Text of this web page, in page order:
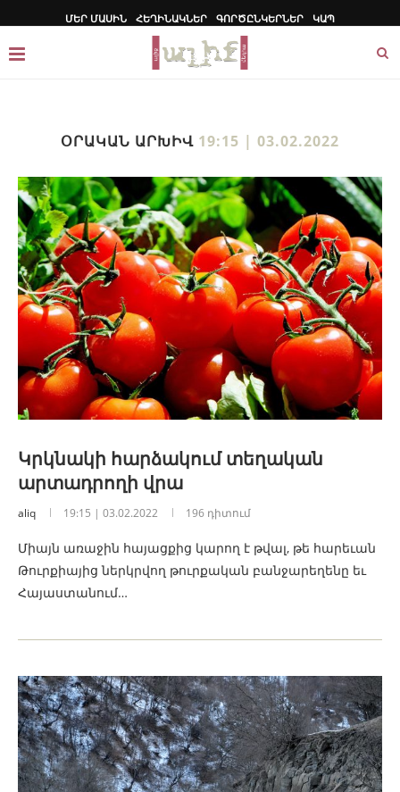
ՄԵՐ ՄԱՍԻՆ ՀԵՂԻՆԱԿՆԵՐ ԳՈՐԾԸՆԿԵՐՆԵՐ ԿԱՊ
ՕՐԱԿԱՆ ԱՐԽԻՎ 19:15 | 03.02.2022
Կրկնակի հարձակում տեղական
արտադրողի վրա
aliq 19:15 | 03.02.2022 196 դիտում
Միայն առաջին հայացքից կարող է թվալ, թե հարեւան
Թուրքիայից ներկրվող թուրքական բանջարեղենը եւ
Հայաստանում…